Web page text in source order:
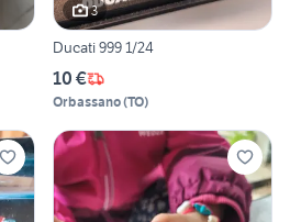
3
Ducati 999 1/24
10 €
Orbassano(TO)